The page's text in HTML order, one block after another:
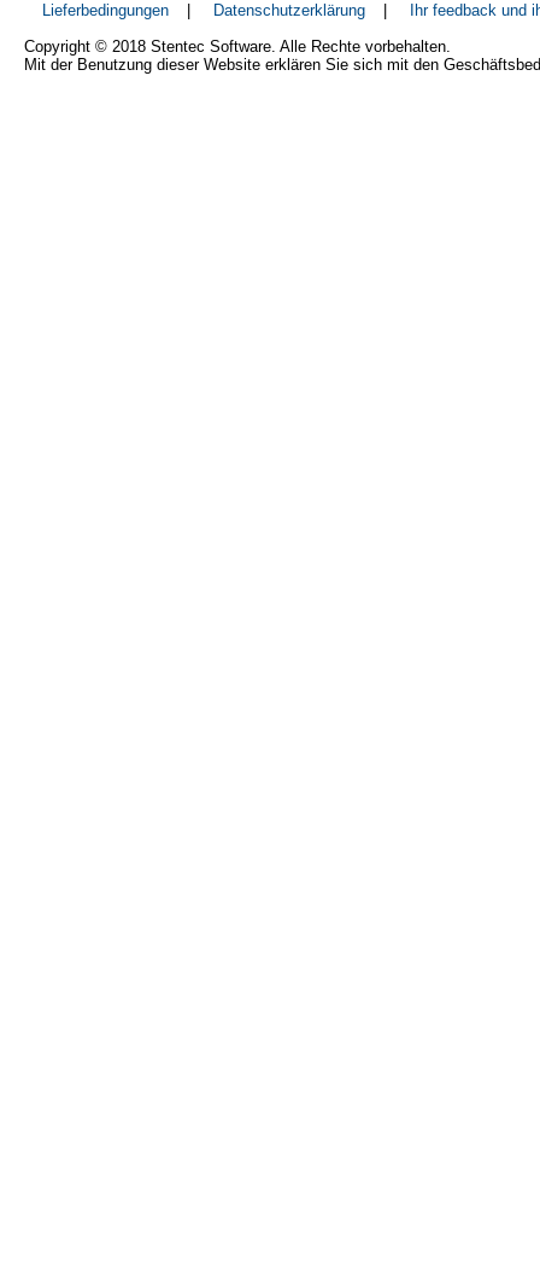
Lieferbedingungen Datenschutzerklärung
Ihr feedback und
Copyright © 2018 Stentec Software. Alle Rechte vorbehalten.
Mit der Benutzung dieser Website erklären Sie sich mit den